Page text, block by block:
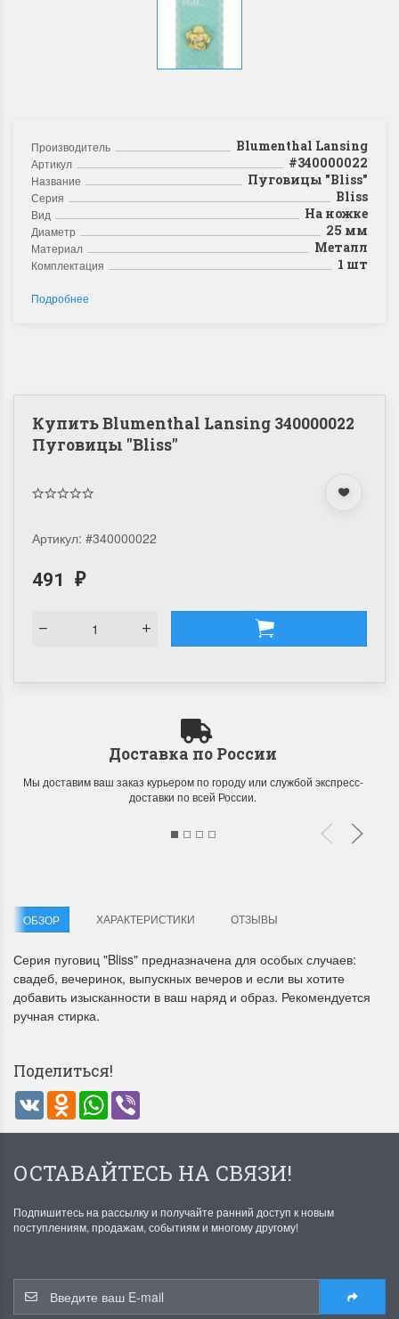
Летние Скидки
!! СКИДКА 20% ‼️ с 1 до 3 июня в
честь первого летнего дня
Чудетство...
ПОДРОБНЕЕ
Анастасия Туманова
1 июня 2024 11:29
Спешите купить...
ПОДРОБНЕЕ
Анастасия Туманова
22 мая 2024 13:01
Производитель Blumenthal Lansing
Артикул #340000022
Название Пуговицы "Bliss"
Серия Bliss
Вид На ножке
Диаметр 25 мм
Материал Металл
Комплектация 1 шт
Подробнее
Купить Blumenthal Lansing 340000022
Пуговицы "Bliss"
Артикул: #340000022
491 ₽
Доставка по России
Мы доставим ваш заказ курьером по городу или службой экспресс-
доставки по всей России.
ОБЗОР ХАРАКТЕРИСТИКИ ОТЗЫВЫ
Серия пуговиц "Bliss" предназначена для особых случаев:
свадеб, вечеринок, выпускных вечеров и если вы хотите
добавить изысканности в ваш наряд и образ. Рекомендуется
ручная стирка.
Поделиться!
VK Odnoklassniki
WhatsApp
ОСТАВАЙТЕСЬ НА СВЯЗИ!
Подпишитесь на рассылку и получайте ранний доступ к новым
поступлениям, продажам, событиям и многому другому!